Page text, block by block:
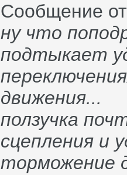
Сообщение
ну что
подтыкает
движения...
ползучка
сцепления и
торможение